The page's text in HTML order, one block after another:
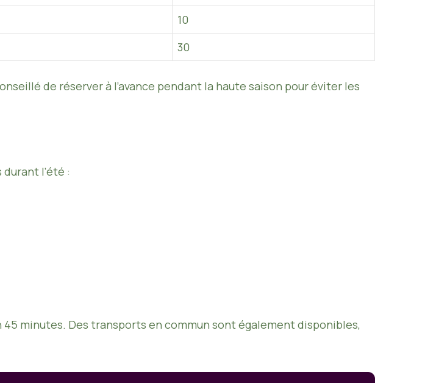
10
30
de réserver à l’avance pendant la haute saison pour éviter les
l’été :
minutes. Des transports en commun sont également disponibles,